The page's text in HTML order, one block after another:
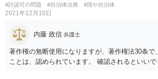
#許認可の問題 #自治体法務 #国や自治体
2021年12月10日
内藤 政信 弁護士
著作権の無断使用になりますが、著作権法30条で
ことは、認められています。 確認されるといいで